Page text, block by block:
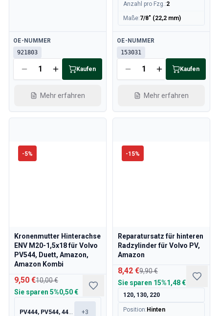
Verfügbar
OE-NUMMER
921803
Kaufen
Mehr erfahren
Anzahl pro Fzg.:2
Maße:7/8" (22,2 mm)
Verfügbar
OE-NUMMER
153031
Kaufen
Mehr erfahren
-5%
Kronenmutter Hinterachse
ENV M20-1,5x18 für Volvo
PV544, Duett, Amazon,
Amazon Kombi
9,50 €10,00 €
Sie sparen 5%0,50 €
PV444, PV544, 445, 210 +3
-15%
Reparatursatz für hinteren
Radzylinder für Volvo PV,
Amazon
8,42 €9,90 €
Sie sparen 15%1,48 €
120, 130, 220
Position: Hinten